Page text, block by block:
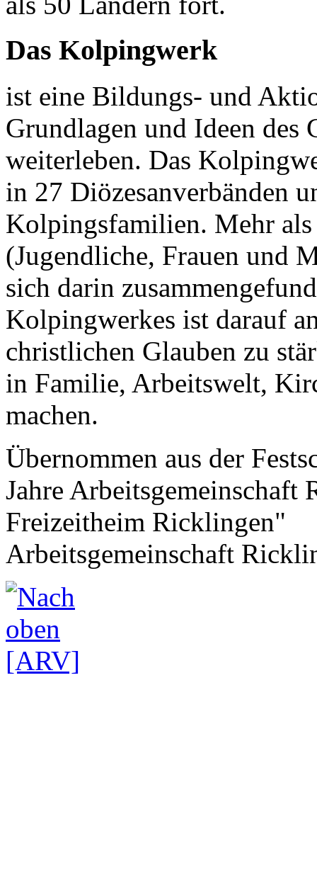
Das Kolpingwerk
ist eine Bildungs- und
Grundlagen und Ideen
weiterleben. Das
in 27 Diözesanverbänden
Kolpingsfamilien. Mehr
(Jugendliche, Frauen und
sich darin
Kolpingwerkes ist darauf
christlichen Glauben zu
in Familie, Arbeitswelt,
machen.
Übernommen aus der
Jahre Arbeitsgemeinschaft
Freizeitheim Ricklingen"
Arbeitsgemeinschaft